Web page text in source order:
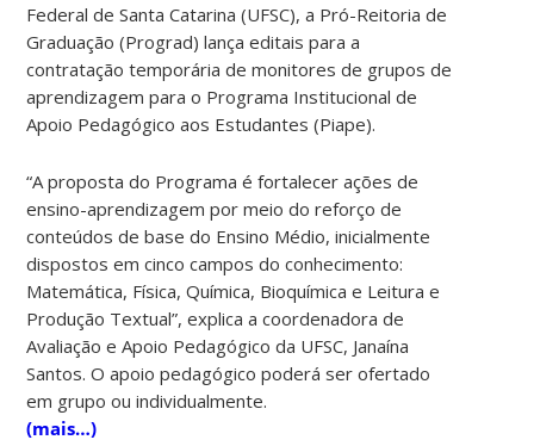
Federal de Santa Catarina (UFSC), a Pró-Reitoria de
Graduação (Prograd) lança editais para a
contratação temporária de monitores de grupos de
aprendizagem para o Programa Institucional de
Apoio Pedagógico aos Estudantes (Piape).
“A proposta do Programa é fortalecer ações de
ensino-aprendizagem por meio do reforço de
conteúdos de base do Ensino Médio, inicialmente
dispostos em cinco campos do conhecimento:
Matemática, Física, Química, Bioquímica e Leitura e
Produção Textual”, explica a coordenadora de
Avaliação e Apoio Pedagógico da UFSC, Janaína
Santos. O apoio pedagógico poderá ser ofertado
em grupo ou individualmente.
(mais…)